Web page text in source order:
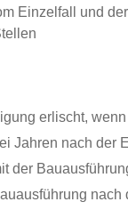
Einzelfall und
erlischt,
Jahren nach der
der
nach